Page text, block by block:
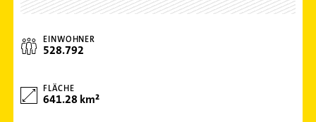
EINWOHNER
528.792
FLÄCHE
641.28 km²